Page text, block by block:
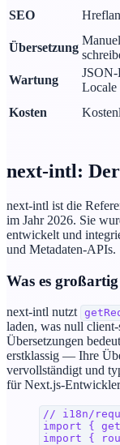
SEO
Übersetzung
Wartung
JSON-
Locale
Kosten
next-intl:
next-intl ist die
im Jahr 2026. Sie
entwickelt und
und Metadaten-APIs.
Was es
next-intl nutzt
laden, was null
Übersetzungen
erstklassig — Ihre
vervollständigt und
für Next.js-
// i18n/
import {
import {